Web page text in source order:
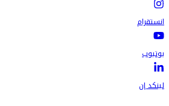
انستقرام
يوتيوب
لينكد إن